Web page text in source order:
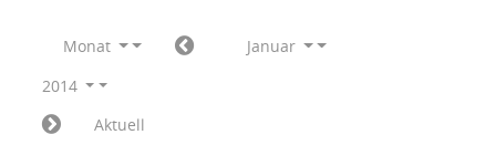
Monat
Januar
2014
Aktuell